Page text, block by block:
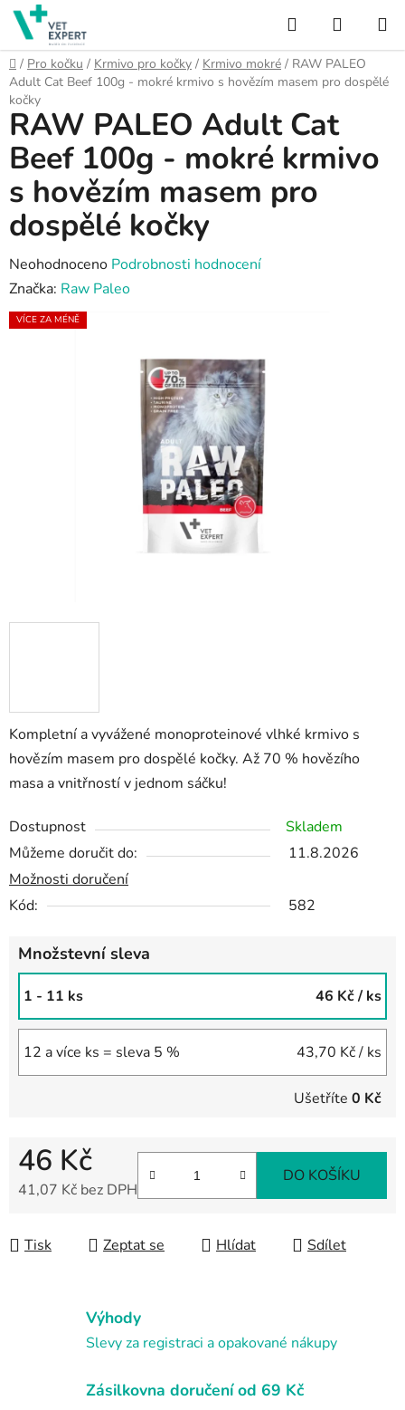
Přejít
obsah
Hledat
KOŠÍK
Domů
/ Pro kočku / Krmivo pro kočky / Krmivo mokré / RAW PALEO
Adult Cat Beef 100g - mokré krmivo s hovězím masem pro dospělé
kočky
Kompletní a vyvážené monoproteinové vlhké krmivo s
hovězím masem pro dospělé kočky. Až 70 % hovězího
masa a vnitřností v jednom sáčku!
Dostupnost
Skladem
Můžeme doručit do:
11.8.2026
Možnosti doručení
Kód:
582
Množstevní sleva
1 - 11 ks 46 Kč/ ks
12 a více ks = sleva 5 % 43,70 Kč/ ks
Ušetříte 0 Kč
46 Kč
41,07 Kč bez DPH
DO KOŠÍKU
Tisk Zeptat se Hlídat Sdílet
RAW PALEO Adult Cat
Beef 100g - mokré krmivo
s hovězím masem pro
dospělé kočky
Průměrné
hodnocení
produktu
Neohodnoceno Podrobnosti hodnocení
Značka: Raw Paleo
VÍCE ZA MÉNĚ
Výhody
Slevy za registraci a opakované nákupy
Zásilkovna doručení od 69 Kč